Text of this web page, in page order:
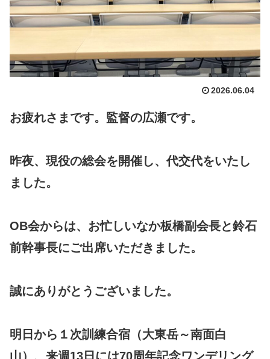
2026.06.04
お疲れさまです。監督の広瀬です。
昨夜、現役の総会を開催し、代交代をいたし
ました。
OB会からは、お忙しいなか板橋副会長と鈴石
前幹事長にご出席いただきました。
誠にありがとうございました。
明日から１次訓練合宿（大東岳～南面白
山）、来週13日には70周年記念ワンデリング